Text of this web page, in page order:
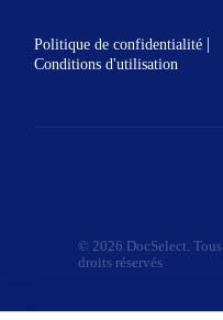
Politique de confidentialité |
Conditions d'utilisation
© 2026 DocSelect. Tous
droits réservés